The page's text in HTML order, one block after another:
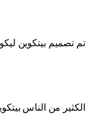
تم تصميم بيتكوين
من الناس